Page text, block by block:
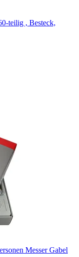
teilig , Besteck,
Messer Gabel